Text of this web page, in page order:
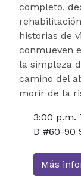
completo,
historias de
conmueven
la simpleza
camino del
morir de la
3:00 p.m.
D #60-90
Más